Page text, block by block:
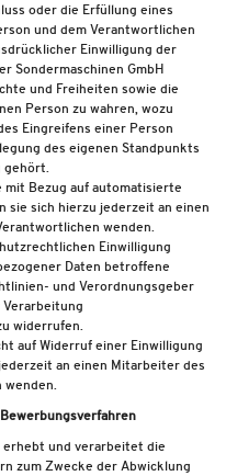
oder die Erfüllung eines
und dem Verantwortlichen
Einwilligung der
Sondermaschinen GmbH
und Freiheiten sowie die
Person zu wahren, wozu
Eingreifens einer Person
des eigenen Standpunkts
gehört.
Bezug auf automatisierte
sie sich hierzu jederzeit an einen
wenden.
Einwilligung
Daten betroffene
und Verordnungsgeber
widerrufen.
auf Widerruf einer Einwilligung
an einen Mitarbeiter des
wenden.
und verarbeitet die
zum Zwecke der Abwicklung